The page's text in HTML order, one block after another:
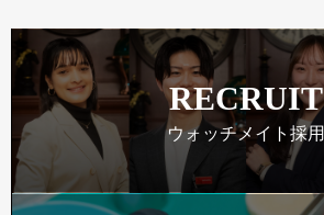
RECRUIT
ウォッチメイト採用